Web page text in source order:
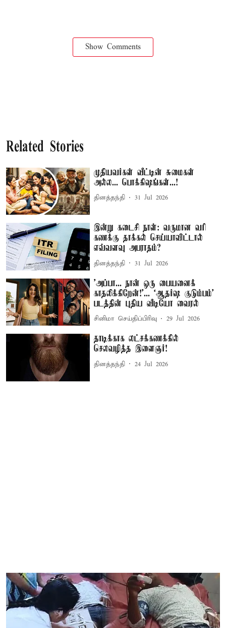
Show Comments
Related Stories
முதியவர்கள் வீட்டின் சுமைகள்
அல்ல... பொக்கிஷங்கள்...!
தினத்தந்தி 31 Jul 2026
இன்று கடைசி நாள்: வருமான வரி
கணக்கு தாக்கல் செய்யாவிட்டால்
எவ்வளவு அபராதம்?
தினத்தந்தி 31 Jul 2026
'அப்பா... நான் ஒரு பையனைக்
காதலிக்கிறேன்!'... ‘ஆதர்ஷ குடும்பம்’
படத்தின் புதிய வீடியோ வைரல்
சினிமா செய்திப்பிரிவு 29 Jul 2026
தாடிக்காக லட்சக்கணக்கில்
செலவழித்த இளைஞர்!
தினத்தந்தி 24 Jul 2026